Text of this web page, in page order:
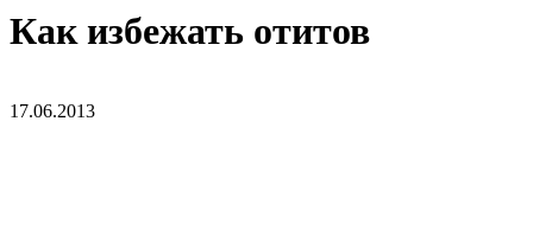
Как избежать отитов
17.06.2013